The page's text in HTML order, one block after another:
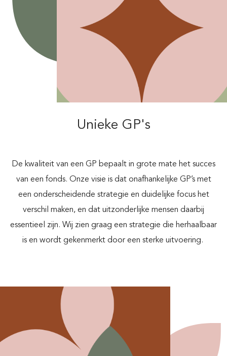
Unieke GP's
De kwaliteit van een GP bepaalt in grote mate het succes
van een fonds. Onze visie is dat onafhankelijke GP’s met
een onderscheidende strategie en duidelijke focus het
verschil maken, en dat uitzonderlijke mensen daarbij
essentieel zijn. Wij zien graag een strategie die herhaalbaar
is en wordt gekenmerkt door een sterke uitvoering.